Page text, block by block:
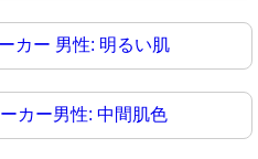
カー 男性: 明るい肌
カー男性: 中間肌色